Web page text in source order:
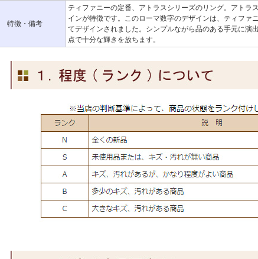
特徴・備考
ティファニーの定番、アトラスシリーズのリング。アトラ
インが特徴です。このローマ数字のデザインは、ティファ
てデザインされました。シンプルながら品のある手元に演
点で十分な輝きを放ちます。